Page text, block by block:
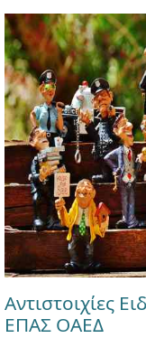
Αντιστοιχίες
ΕΠΑΣ ΟΑΕΔ